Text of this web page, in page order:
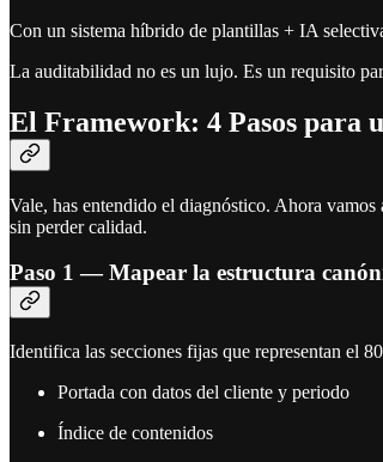
Con un sistema híbrido de plantillas + IA
La auditabilidad no es un lujo. Es un requisito
El Framework: 4 Pasos para
Vale, has entendido el diagnóstico. Ahora
sin perder calidad.
Paso 1 — Mapear la estructura
Identifica las secciones fijas que representan el
Portada con datos del cliente y periodo
Índice de contenidos